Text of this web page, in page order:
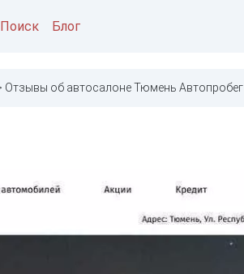
Поиск Блог
Отзывы об автосалоне Тюмень Автопробег